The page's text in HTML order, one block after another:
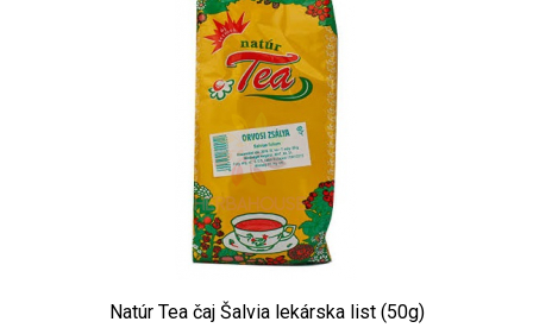
Natúr Tea čaj Šalvia lekárska list (50g)